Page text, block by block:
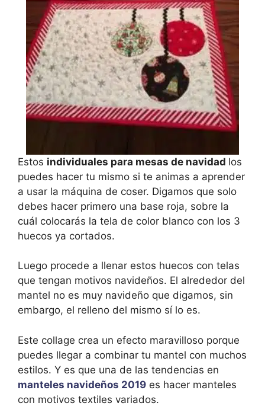
Estos individuales para mesas de navidad los
puedes hacer tu mismo si te animas a aprender
a usar la máquina de coser. Digamos que solo
debes hacer primero una base roja, sobre la
cuál colocarás la tela de color blanco con los 3
huecos ya cortados.
Luego procede a llenar estos huecos con telas
que tengan motivos navideños. El alrededor del
mantel no es muy navideño que digamos, sin
embargo, el relleno del mismo sí lo es.
Este collage crea un efecto maravilloso porque
puedes llegar a combinar tu mantel con muchos
estilos. Y es que una de las tendencias en
manteles navideños 2019 es hacer manteles
con motivos textiles variados.